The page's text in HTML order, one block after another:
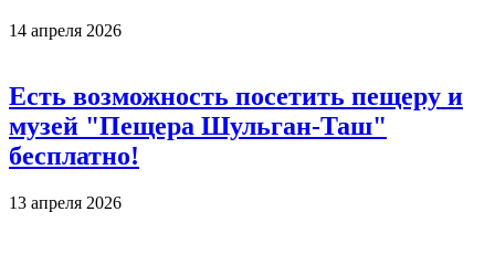
14 апреля 2026
Есть возможность посетить пещеру и
музей "Пещера Шульган-Таш"
бесплатно!
13 апреля 2026